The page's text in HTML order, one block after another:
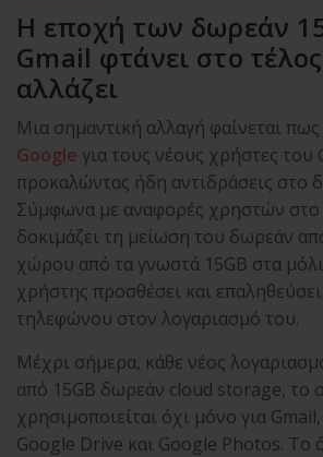
Η εποχή των δωρεάν
Gmail φτάνει στο
αλλάζει
Μια σημαντική αλλαγή φαίνεται πως
Google για τους νέους χρήστες του
προκαλώντας ήδη αντιδράσεις στο
Σύμφωνα με αναφορές χρηστών στο
δοκιμάζει τη μείωση του δωρεάν
χώρου από τα γνωστά 15GB στα
χρήστης προσθέσει και
τηλεφώνου στον λογαριασμό του.
Μέχρι σήμερα, κάθε νέος
από 15GB δωρεάν cloud storage, το
χρησιμοποιείται όχι μόνο για
Google Drive και Google Photos. Το